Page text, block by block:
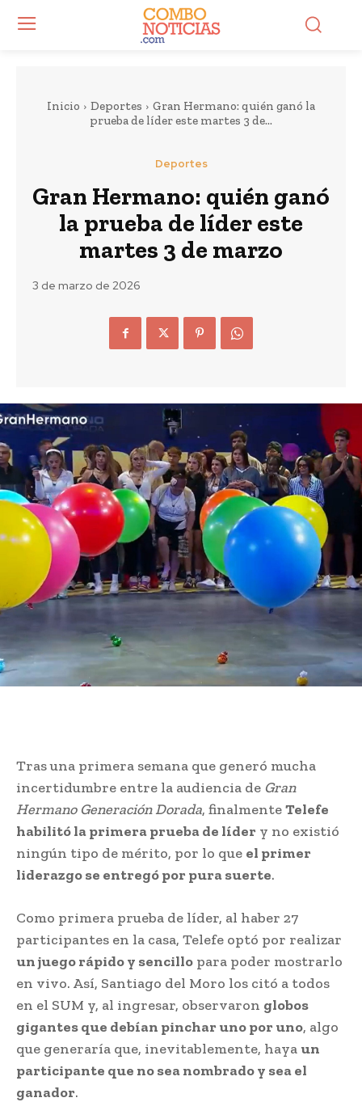
Inicio Deportes
Gran Hermano: quién ganó la
prueba de líder este martes 3 de...
Deportes
Gran Hermano: quién ganó
la prueba de líder este
martes 3 de marzo
3 de marzo de 2026
Tras una primera semana que generó mucha
incertidumbre entre la audiencia de Gran
Hermano Generación Dorada, finalmenteTelefe
habilitó la primera prueba de líder y no existió
ningún tipo de mérito, por lo que el primer
liderazgo se entregó por pura suerte.
Como primera prueba de líder, al haber 27
participantes en la casa, Telefe optó por realizar
un juego rápido y sencillo para poder mostrarlo
en vivo. Así, Santiago del Moro los citó a todos
en el SUM y, al ingresar, observaron globos
gigantes que debían pinchar uno por uno, algo
que generaría que, inevitablemente, haya un
participante que no sea nombrado y sea el
ganador.